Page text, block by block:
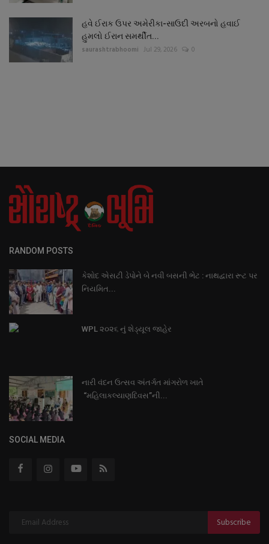
હવે ઈરાક ઉપર અમેરીકા-સાઉદી અરબનો હવાઈ
હુમલો ઈરાન સમર્થીત...
saurashtrabhoomi Jul 29, 2026 0
RANDOM POSTS
કેશોદ એસટી ડેપોને બે નવી બસની ભેટ : નાથદ્વારા રૂટ પર
નિયમિત...
WPL ૨૦૨૬ નું શેડ્યૂલ જાહેર
નારી વંદન ઉત્સવ અંતર્ગત માંગરોળ ખાતે
“મહિલાકલ્યાણદિવસ”ની...
SOCIAL MEDIA
Subscribe